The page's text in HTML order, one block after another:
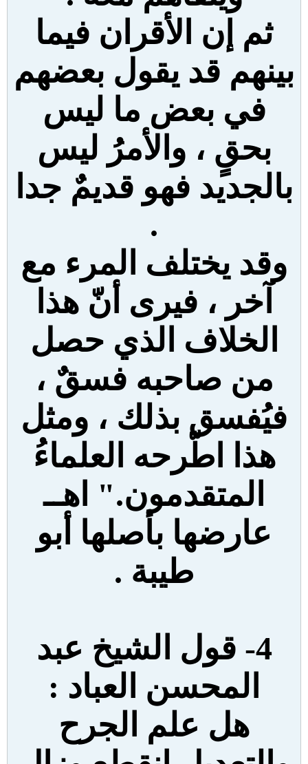
ثم إن الأقران فيما
بينهم قد يقول بعضهم
في بعض ما ليس
بحقٍ ، والأمرُ ليس
بالجديد فهو قديمٌ جدا
.
وقد يختلف المرء مع
آخر ، فيرى أنّ هذا
الخلاف الذي حصل
من صاحبه فسقٌ ،
فيُفسق بذلك ، ومثل
هذا اطّرحه العلماءُ
المتقدمون." اهــ
عارضها بأصلها أبو
طيبة .
4- قول الشيخ عبد
المحسن العباد :
هل علم الجرح